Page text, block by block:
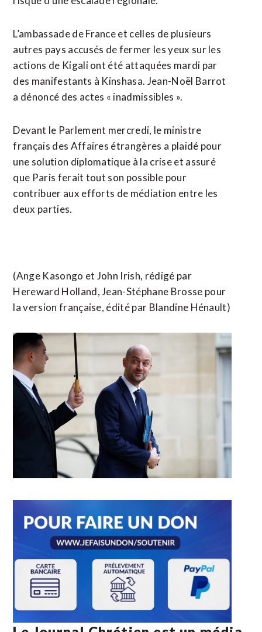
L’ambassade de France et celles de plusieurs
autres pays accusés de fermer les yeux sur les
actions de Kigali ont été attaquées mardi par
des manifestants à Kinshasa. Jean-Noël Barrot
a dénoncé des actes « inadmissibles ».
Devant le Parlement mercredi, le ministre
français des Affaires étrangères a plaidé pour
une solution diplomatique à la crise et assuré
que Paris ferait tout son possible pour
contribuer aux efforts de médiation entre les
deux parties.
(Ange Kasongo et John Irish, rédigé par
Hereward Holland, Jean-Stéphane Brosse pour
la version française, édité par Blandine Hénault)